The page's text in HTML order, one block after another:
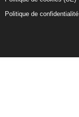
Politique de confidentialité